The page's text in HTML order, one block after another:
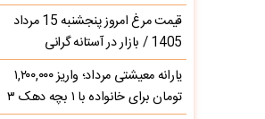
قیمت مرغ امروز پنجشنبه 15 مرداد
1405 / بازار در آستانه گرانی
یارانه معیشتی مرداد؛ واریز ۱,۲۰۰,۰۰۰
تومان برای خانواده با ۱ بچه دهک ۳